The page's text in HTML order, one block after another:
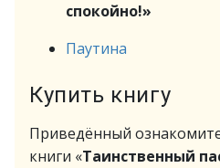
спокойно!»
Паутина
Купить книгу
Приведённый
книги «Таинственный